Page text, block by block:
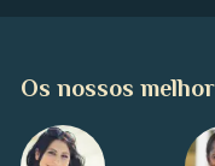
Os nossos